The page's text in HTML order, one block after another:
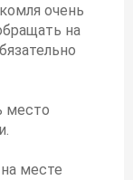
очень
на
место
месте